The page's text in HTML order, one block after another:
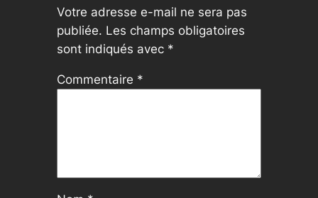
Votre adresse e-mail ne sera pas
publiée. Les champs obligatoires
sont indiqués avec *
Commentaire *